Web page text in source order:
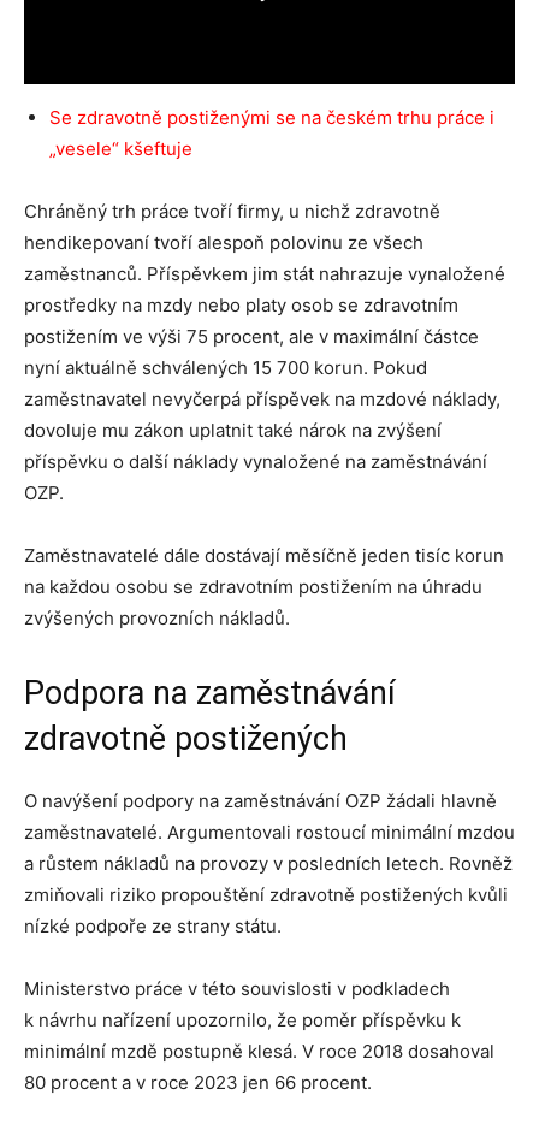
Se zdravotně postiženými se na českém trhu práce i
„vesele“ kšeftuje
Chráněný trh práce tvoří firmy, u nichž zdravotně
hendikepovaní tvoří alespoň polovinu ze všech
zaměstnanců. Příspěvkem jim stát nahrazuje vynaložené
prostředky na mzdy nebo platy osob se zdravotním
postižením ve výši 75 procent, ale v maximální částce
nyní aktuálně schválených 15 700 korun. Pokud
zaměstnavatel nevyčerpá příspěvek na mzdové náklady,
dovoluje mu zákon uplatnit také nárok na zvýšení
příspěvku o další náklady vynaložené na zaměstnávání
OZP.
Zaměstnavatelé dále dostávají měsíčně jeden tisíc korun
na každou osobu se zdravotním postižením na úhradu
zvýšených provozních nákladů.
Podpora na zaměstnávání
zdravotně postižených
O navýšení podpory na zaměstnávání OZP žádali hlavně
zaměstnavatelé. Argumentovali rostoucí minimální mzdou
a růstem nákladů na provozy v posledních letech. Rovněž
zmiňovali riziko propouštění zdravotně postižených kvůli
nízké podpoře ze strany státu.
Ministerstvo práce v této souvislosti v podkladech
k návrhu nařízení upozornilo, že poměr příspěvku k
minimální mzdě postupně klesá. V roce 2018 dosahoval
80 procent a v roce 2023 jen 66 procent.